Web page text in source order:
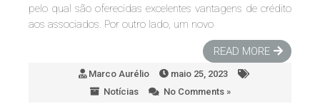
pelo qual são oferecidas excelentes vantagens de crédito
aos associados. Por outro lado, um novo
READ MORE
Marco Aurélio
maio 25, 2023
Notícias
No Comments »